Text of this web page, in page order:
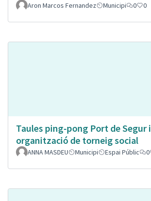
Aron Marcos Fernandez Municipi 0 0
Taules ping-pong Port de Segur i
organització de torneig social
ANNA MASDEU Municipi Espai Públic 0